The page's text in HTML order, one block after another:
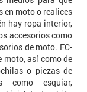
en moto o realices
hay ropa interior,
accesorios como
de moto. FC-
moto, así como de
o piezas de
como esquiar,